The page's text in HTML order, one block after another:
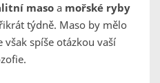
maso a mořské ryby
týdně. Maso by mělo
však spíše otázkou vaší